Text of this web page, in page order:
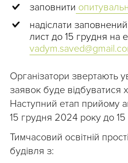
заповнити
надіслати
лист до 15 грудня на
Організатори звертають
заявок буде відбуватися
Наступний етап прийому
15 грудня 2024 року до
Тимчасовий освітній
будівля з: